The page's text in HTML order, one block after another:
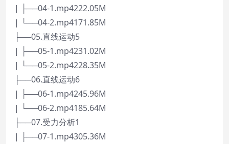
| ├──04-1.mp4222.05M
| └──04-2.mp4171.85M
├──05.直线运动5
| ├──05-1.mp4231.02M
| └──05-2.mp4228.35M
├──06.直线运动6
| ├──06-1.mp4245.96M
| └──06-2.mp4185.64M
├──07.受力分析1
| ├──07-1.mp4305.36M